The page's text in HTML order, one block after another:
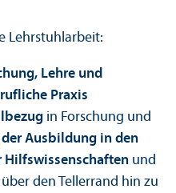
Lehr­stuhl­arbeit:
Lehre und
Praxis
in Forschung und
Ausbildung in den
Hilfs­wissenschaften und
den Tellerrand hin zu